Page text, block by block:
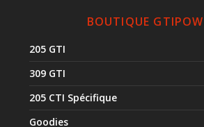
BOUTIQUE
205 GTI
309 GTI
205 CTI Spécifique
Goodies